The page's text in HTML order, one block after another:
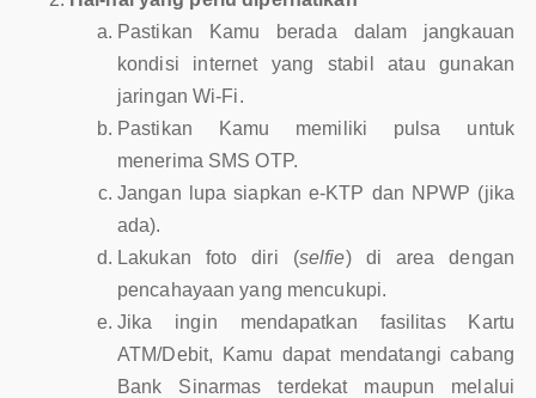
Pastikan Kamu berada dalam jangkauan
kondisi internet yang stabil atau gunakan
jaringan Wi-Fi.
Pastikan Kamu memiliki pulsa untuk
menerima SMS OTP.
Jangan lupa siapkan e-KTP dan NPWP (jika
ada).
Lakukan foto diri (selfie) di area dengan
pencahayaan yang mencukupi.
Jika ingin mendapatkan fasilitas Kartu
ATM/Debit, Kamu dapat mendatangi cabang
Bank Sinarmas terdekat maupun melalui